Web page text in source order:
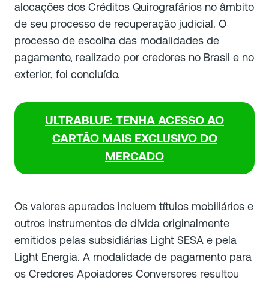
alocações dos Créditos Quirografários no âmbito
de seu processo de recuperação judicial. O
processo de escolha das modalidades de
pagamento, realizado por credores no Brasil e no
exterior, foi concluído.
ULTRABLUE: TENHA ACESSO AO
CARTÃO MAIS EXCLUSIVO DO
MERCADO
Os valores apurados incluem títulos mobiliários e
outros instrumentos de dívida originalmente
emitidos pelas subsidiárias Light SESA e pela
Light Energia. A modalidade de pagamento para
os Credores Apoiadores Conversores resultou